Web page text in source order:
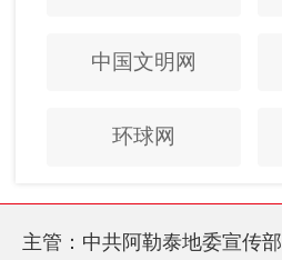
中国文明网
环球网
主管：中共阿勒泰地委宣传部